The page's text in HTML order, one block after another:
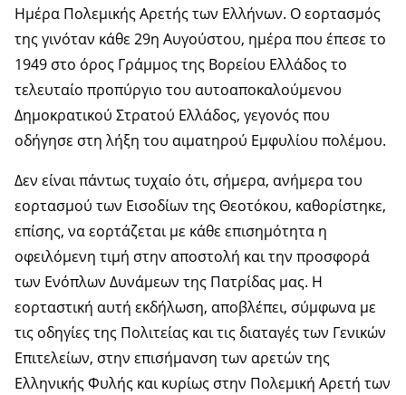
Ημέρα Πολεμικής Αρετής των Ελλήνων. Ο εορτασμός
της γινόταν κάθε 29η Αυγούστου, ημέρα που έπεσε το
1949 στο όρος Γράµµος της Βορείου Ελλάδος το
τελευταίο προπύργιο του αυτοαποκαλούμενου
Δημοκρατικού Στρατού Ελλάδος, γεγονός που
οδήγησε στη λήξη του αιματηρού Εμφυλίου πολέμου.
Δεν είναι πάντως τυχαίο ότι, σήμερα, ανήμερα του
εορτασμού των Εισοδίων της Θεοτόκου, καθορίστηκε,
επίσης, να εορτάζεται με κάθε επισημότητα η
οφειλόμενη τιμή στην αποστολή και την προσφορά
των Ενόπλων Δυνάμεων της Πατρίδας μας. Η
εορταστική αυτή εκδήλωση, αποβλέπει, σύμφωνα με
τις οδηγίες της Πολιτείας και τις διαταγές των Γενικών
Επιτελείων, στην επισήμανση των αρετών της
Ελληνικής Φυλής και κυρίως στην Πολεμική Αρετή των